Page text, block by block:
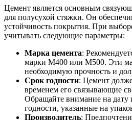
Цемент является основным
для полусухой стяжки. Он
устойчивость покрытия. При
учитывать следующие параметры:
Марка цемента:
марки М400 или М500. Эти
необходимую прочность и
Срок годности: Цемент
временем его связывающие
Обращайте внимание на дату
годности, указанные на
Производитель: